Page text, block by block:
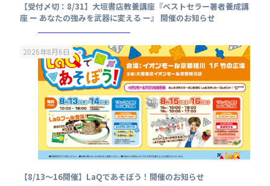
【受付〆切：8/31】大垣書店教養講座『ベストセラー著者養成講
座 ー あなたの強みを武器に変える ー』 開催のお知らせ
2026年8月6日
【8/13～16開催】LaQであそぼう！開催のお知らせ